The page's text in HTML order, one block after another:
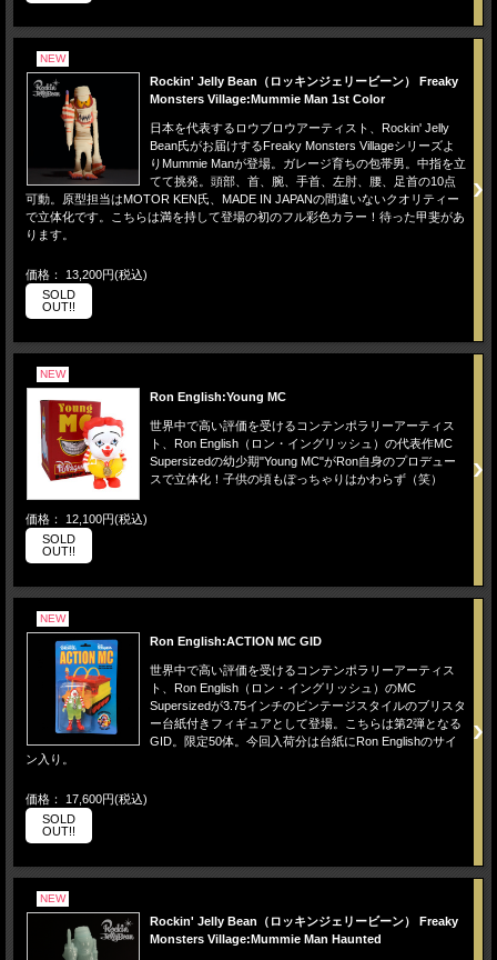
NEW
Rockin' Jelly Bean（ロッキンジェリービーン） Freaky
Monsters Village:Mummie Man 1st Color
日本を代表するロウブロウアーティスト、Rockin' Jelly
Bean氏がお届けするFreaky Monsters Villageシリーズよ
りMummie Manが登場。ガレージ育ちの包帯男。中指を立
てて挑発。頭部、首、腕、手首、左肘、腰、足首の10点
可動。原型担当はMOTOR KEN氏、MADE IN JAPANの間違いないクオリティー
で立体化です。こちらは満を持して登場の初のフル彩色カラー！待った甲斐があ
ります。
価格： 13,200円(税込)
SOLD
OUT!!
NEW
Ron English:Young MC
世界中で高い評価を受けるコンテンポラリーアーティス
ト、Ron English（ロン・イングリッシュ）の代表作MC
Supersizedの幼少期"Young MC"がRon自身のプロデュー
スで立体化！子供の頃もぽっちゃりはかわらず（笑）
価格： 12,100円(税込)
SOLD
OUT!!
NEW
Ron English:ACTION MC GID
世界中で高い評価を受けるコンテンポラリーアーティス
ト、Ron English（ロン・イングリッシュ）のMC
Supersizedが3.75インチのビンテージスタイルのブリスタ
ー台紙付きフィギュアとして登場。こちらは第2弾となる
GID。限定50体。今回入荷分は台紙にRon Englishのサイ
ン入り。
価格： 17,600円(税込)
SOLD
OUT!!
NEW
Rockin' Jelly Bean（ロッキンジェリービーン） Freaky
Monsters Village:Mummie Man Haunted